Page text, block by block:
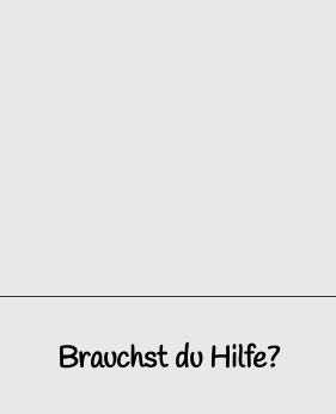
Brauchst du Hilfe?